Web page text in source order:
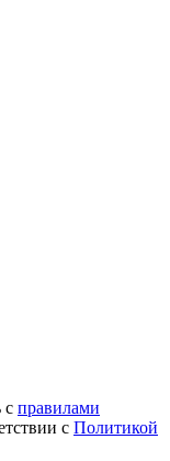
с правилами
с Политикой